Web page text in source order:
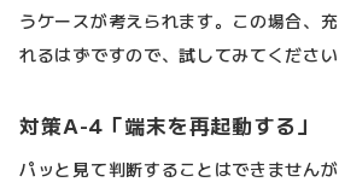
うケースが考えられます。この場合、
れるはずですので、試してみてください
対策A-4「端末を再起動する」
パッと見て判断することはできません